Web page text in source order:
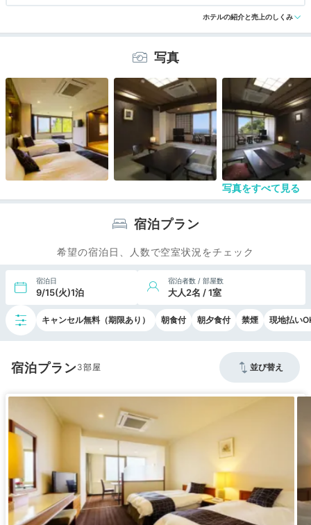
朝食のバイキングが名物の団子汁ととり天くらいし
か郷土料理がなく、パンもビジネスホテル程度の味
旅館の導線が悪いのであまり年配の方にはお勧めし
ないです。冬はお風呂間の移動で冷えそうです。
貸し切り風呂などは良いのかもしれません（有料）
無料の岩盤浴は大変良かったです。
アクセス 3.0 コスパ 3.0 客室 3.5 接客対応 4.0 風呂 3.5
ホテルの紹介と売上のしくみ
写真
写真をすべて見る
宿泊プラン
希望の宿泊日、人数で空室状況をチェック
宿泊日
9/15(火)1泊
宿泊者数 / 部屋数
大人2名 / 1室
キャンセル無料（期限あり） 朝食付 朝夕食付 禁煙 現地払い
宿泊プラン3 並び替え